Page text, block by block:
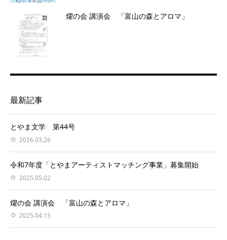
燿の会 講演会 「富山の森とアロマ」
最新記事
とやま文学 第44号
2026.03.26
令和7年度「とやまアーティストマッチング事業」募集開始
2025.05.02
燿の会 講演会 「富山の森とアロマ」
2025.04.15